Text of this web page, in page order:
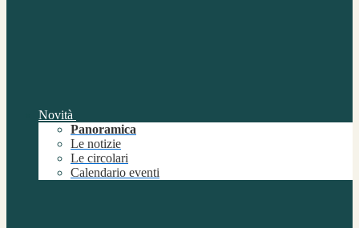
Novità
Panoramica
Le notizie
Le circolari
Calendario eventi